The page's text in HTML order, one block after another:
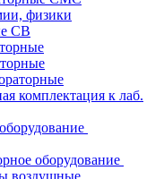
физики
СВ
комплектация к лаб.
оборудование
воздушные